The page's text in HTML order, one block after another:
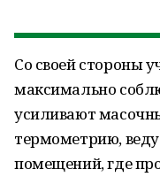
Со своей стороны
максимально
усиливают
термометрию,
помещений, где